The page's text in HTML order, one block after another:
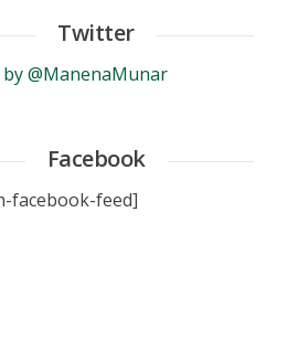
Twitter
@ManenaMunar
Facebook
facebook-feed]